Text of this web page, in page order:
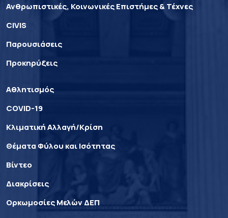
Ανθρωπιστικές, Κοινωνικές Επιστήμες & Τέχνες
CIVIS
Παρουσιάσεις
Προκηρύξεις
Αθλητισμός
COVID-19
Κλιματική Αλλαγή/Κρίση
Θέματα Φύλου και Ισότητας
Βίντεο
Διακρίσεις
Ορκωμοσίες Μελών ΔΕΠ